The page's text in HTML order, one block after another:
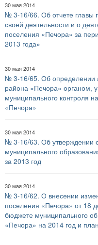
30 мая 2014
№ 3-16/66. Об отчете главы
своей деятельности и о
поселения «Печора» за
2013 года»
30 мая 2014
№ 3-16/65. Об определении
района «Печора» органом,
муниципального контроля
«Печора»
30 мая 2014
№ 3-16/63. Об утверждении
муниципального
за 2013 год
30 мая 2014
№ 3-16/62. О внесении
поселения «Печора» от 18
бюджете муниципального
«Печора» на 2014 год и